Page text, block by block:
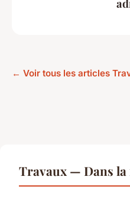
← Voir tous les articles
Travaux — Dans